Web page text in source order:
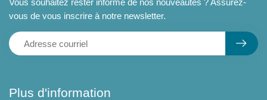
Plus d'information
Vous souhaitez rester informé de nos nouveautés ? Assurez-
vous de vous inscrire à notre newsletter.